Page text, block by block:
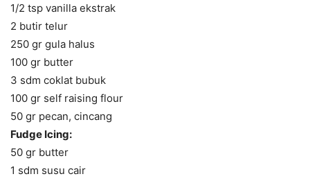
1/2 tsp vanilla ekstrak
2 butir telur
250 gr gula halus
100 gr butter
3 sdm coklat bubuk
100 gr self raising flour
50 gr pecan, cincang
Fudge Icing:
50 gr butter
1 sdm susu cair